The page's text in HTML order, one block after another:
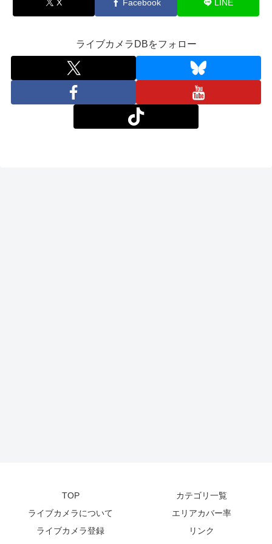
X Facebook LINE
ライブカメラDBをフォロー
TOP
カテゴリ一覧
ライブカメラについて
エリアカバー率
ライブカメラ登録
リンク